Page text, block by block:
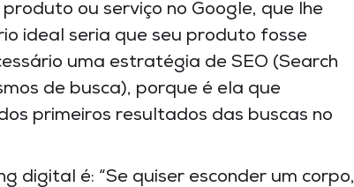
ou serviço no Google, que lhe
ideal seria que seu produto fosse
uma estratégia de SEO (Search
de busca), porque é ela que
primeiros resultados das buscas no
digital é: “Se quiser esconder um corpo,